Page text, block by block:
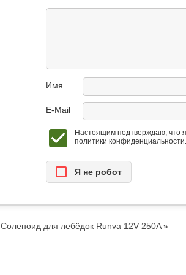
Имя
E-Mail
Настоящим подтверждаю, что
политики конфиденциальности.
Я нe рoбoт
Соленоид для лебёдок Runva 12V 250A»